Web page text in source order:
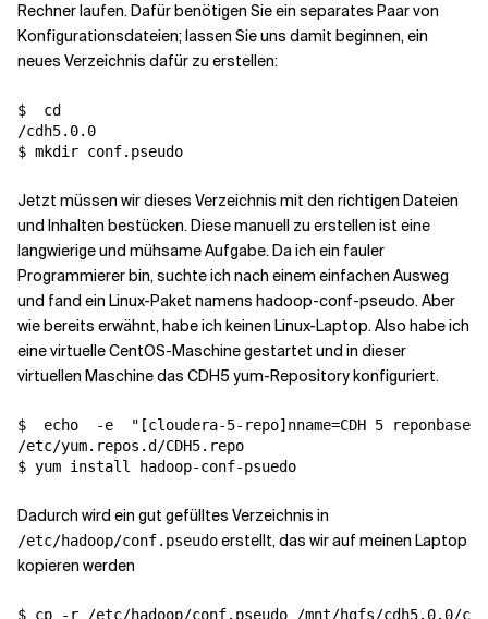
Rechner laufen. Dafür benötigen Sie ein separates Paar von
Konfigurationsdateien; lassen Sie uns damit beginnen, ein
neues Verzeichnis dafür zu erstellen:
$ cd
/cdh5.0.0
Jetzt müssen wir dieses Verzeichnis mit den richtigen Dateien
und Inhalten bestücken. Diese manuell zu erstellen ist eine
langwierige und mühsame Aufgabe. Da ich ein fauler
Programmierer bin, suchte ich nach einem einfachen Ausweg
und fand ein Linux-Paket namens hadoop-conf-pseudo. Aber
wie bereits erwähnt, habe ich keinen Linux-Laptop. Also habe ich
eine virtuelle CentOS-Maschine gestartet und in dieser
virtuellen Maschine das CDH5 yum-Repository konfiguriert.
$ echo
  -e
"[cloudera-5-repo]nname=CDH 5
/etc/yum.repos.d/CDH5.repo
Dadurch wird ein gut gefülltes Verzeichnis in
/etc/hadoop/conf.pseudoerstellt, das wir auf meinen Laptop
kopieren werden